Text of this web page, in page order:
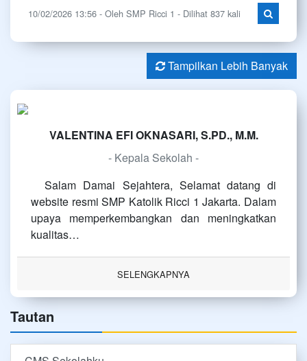
10/02/2026 13:56 - Oleh SMP Ricci 1 - Dilihat 837 kali
Tampilkan Lebih Banyak
VALENTINA EFI OKNASARI, S.PD., M.M.
- Kepala Sekolah -
Salam Damai Sejahtera, Selamat datang di
website resmi SMP Katolik Ricci 1 Jakarta. Dalam
upaya memperkembangkan dan meningkatkan
kualitas…
SELENGKAPNYA
Tautan